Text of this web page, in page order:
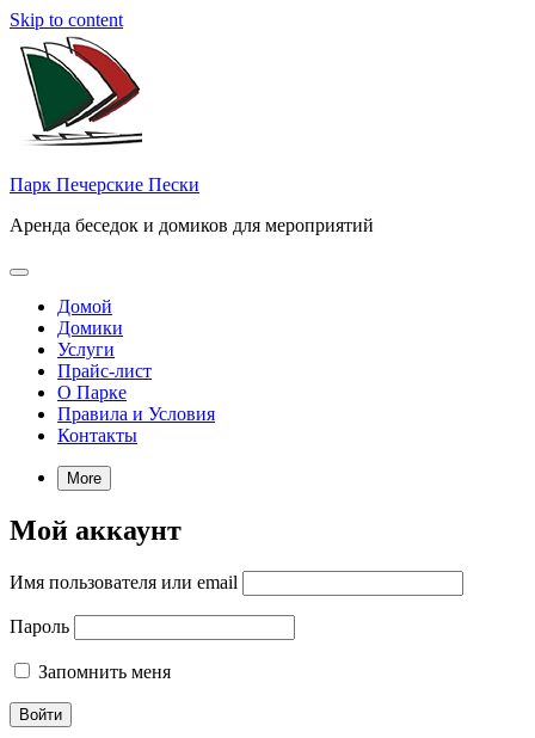
Skip to content
Парк Печерские Пески
Аренда беседок и домиков для мероприятий
Домой
Домики
Услуги
Прайс-лист
О Парке
Правила и Условия
Контакты
More
Мой аккаунт
Имя пользователя или email
Пароль
Запомнить меня